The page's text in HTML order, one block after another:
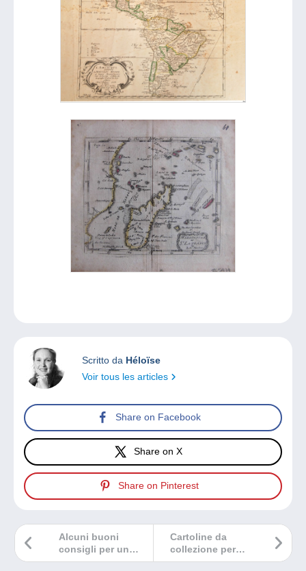
Scritto da Héloïse
Voir tous les articles
Share on Facebook
Share on X
Share on Pinterest
Cartoline da
collezione per
festeggiare il
Alcuni buoni
consigli per un
cartofilo!